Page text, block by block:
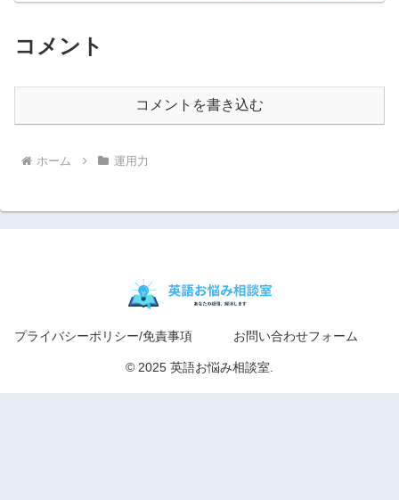
コメント
コメントを書き込む
ホーム 運用力
プライバシーポリシー/免責事項 お問い合わせフォーム
© 2025 英語お悩み相談室.